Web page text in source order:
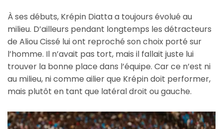
À ses débuts, Krépin Diatta a toujours évolué au
milieu. D’ailleurs pendant longtemps les détracteurs
de Aliou Cissé lui ont reproché son choix porté sur
l’homme. Il n’avait pas tort, mais il fallait juste lui
trouver la bonne place dans l’équipe. Car ce n’est ni
au milieu, ni comme ailier que Krépin doit performer,
mais plutôt en tant que latéral droit ou gauche.